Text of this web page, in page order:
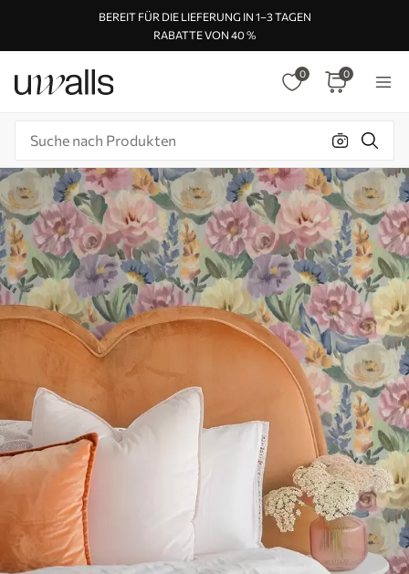
BEREIT FÜR DIE LIEFERUNG IN 1–3 TAGEN
RABATTE VON 40 %
0 0